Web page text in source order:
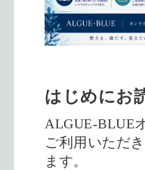
はじめにお
ALGUE-BLUE
ご利用いただ
ます。